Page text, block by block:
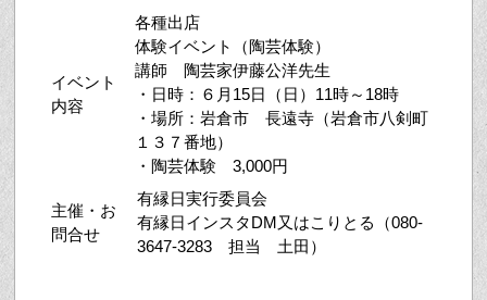
イベント
内容
各種出店
体験イベント（陶芸体験）
講師 陶芸家伊藤公洋先生
・日時：６月15日（日）11時～18時
・場所：岩倉市 長遠寺（岩倉市八剣町
１３７番地）
・陶芸体験 3,000円
主催・お
問合せ
有縁日実行委員会
有縁日インスタDM又はこりとる（080-
3647-3283 担当 土田）